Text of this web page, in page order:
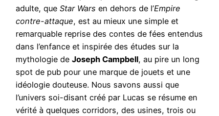
adulte, que Star Wars en dehors de l’Empire
contre-attaque, est au mieux une simple et
remarquable reprise des contes de fées entendus
dans l’enfance et inspirée des études sur la
mythologie de Joseph Campbell, au pire un long
spot de pub pour une marque de jouets et une
idéologie douteuse. Nous savons aussi que
l’univers soi-disant créé par Lucas se résume en
vérité à quelques corridors, des usines, trois ou